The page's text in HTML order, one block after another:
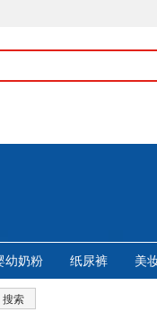
幼奶粉 纸尿裤 美
搜索